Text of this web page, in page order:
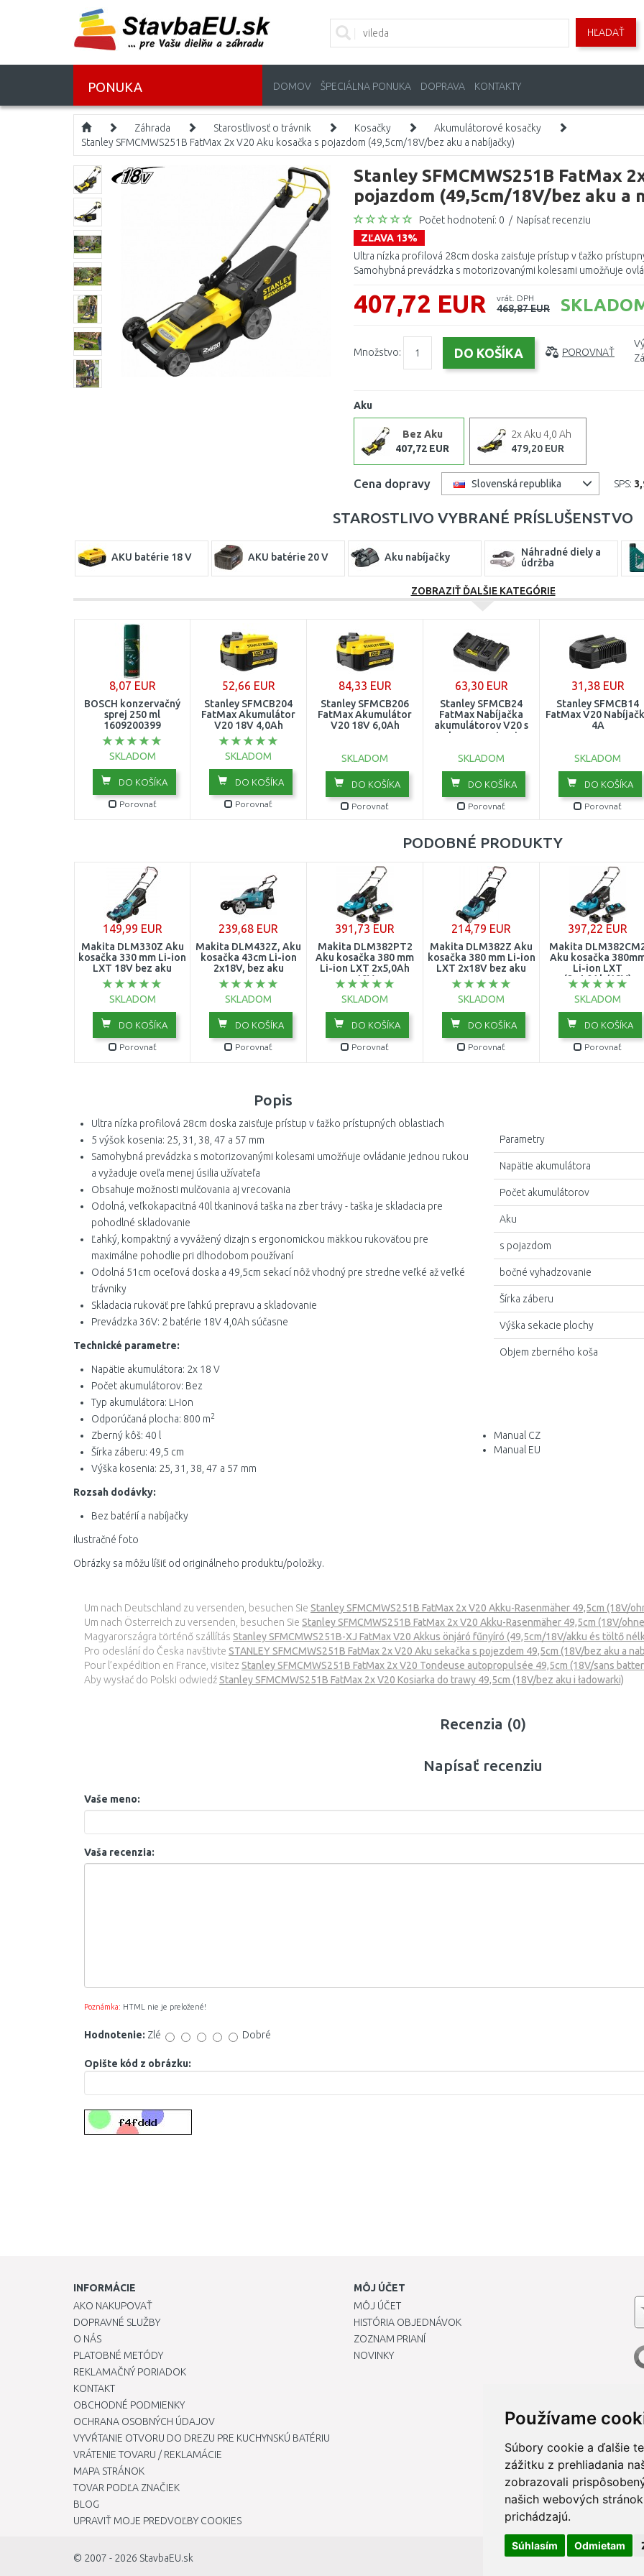
Používame
Súbory cookie a ďalšie
zážitku z prehliadania
zobrazovali
našich webových
prichádzajú.
Súhlasím Odmietam
HĽADAŤ
PONUKA DOMOV ŠPECIÁLNA PONUKA DOPRAVA KONTAKTY
Záhrada Starostlivosť o trávnik Kosačky
Akumulátorové kosačky
Stanley SFMCMWS251B FatMax 2x V20 Aku kosačka s pojazdom (49,5cm/18V/bez aku a nabíjačky)
Stanley SFMCMWS251B FatMax
pojazdom (49,5cm/18V/bez aku a
Počet hodnotení: 0 / Napísať recenziu
ZĽAVA 13%
Ultra nízka profilová 28cm doska zaisťuje prístup v ťažko
Samohybná prevádzka s motorizovanými kolesami umožňuje
407,72 EUR vrát. DPH
468,87 EUR
Množstvo: POROVNAŤ
Aku
Bez Aku
407,72 EUR
2x Aku 4,0 Ah
479,20 EUR
Cena dopravy Slovenská republika SPS:
STAROSTLIVO VYBRANÉ PRÍSLUŠENSTVO
AKU batérie 18 V AKU batérie 20 V Aku nabíjačky
Náhradné diely a
údržba
akumulátorov
ZOBRAZIŤ ĎALŠIE KATEGÓRIE
8,07 EUR
BOSCH konzervačný
sprej 250 ml
1609200399
SKLADOM
DO KOŠÍKA
Porovnať
52,66 EUR
Stanley SFMCB204
FatMax Akumulátor
V20 18V 4,0Ah
SKLADOM
DO KOŠÍKA
Porovnať
84,33 EUR
Stanley SFMCB206
FatMax Akumulátor
V20 18V 6,0Ah
SKLADOM
DO KOŠÍKA
Porovnať
63,30 EUR
Stanley SFMCB24
FatMax Nabíjačka
akumulátorov V20 s
dvoma portami
SKLADOM
DO KOŠÍKA
Porovnať
31,38 EUR
Stanley SFMCB14
FatMax V20
4A
SKLADOM
DO KOŠÍKA
Porovnať
PODOBNÉ PRODUKTY
149,99 EUR
Makita DLM330Z Aku
kosačka 330 mm Li-ion
LXT 18V bez aku
SKLADOM
DO KOŠÍKA
Porovnať
239,68 EUR
Makita DLM432Z, Aku
kosačka 43cm Li-ion
2x18V, bez aku
SKLADOM
DO KOŠÍKA
Porovnať
391,73 EUR
Makita DLM382PT2
Aku kosačka 380 mm
Li-ion LXT 2x5,0Ah
18V
SKLADOM
DO KOŠÍKA
Porovnať
214,79 EUR
Makita DLM382Z Aku
kosačka 380 mm Li-ion
LXT 2x18V bez aku
SKLADOM
DO KOŠÍKA
Porovnať
397,22 EUR
Makita
Aku kosačka
Li-ion LXT
(2x4,0Ah/18V)
SKLADOM
DO KOŠÍKA
Porovnať
Popis
Ultra nízka profilová 28cm doska zaisťuje prístup v ťažko prístupných oblastiach
5 výšok kosenia: 25, 31, 38, 47 a 57 mm
Samohybná prevádzka s motorizovanými kolesami umožňuje ovládanie jednou rukou
a vyžaduje oveľa menej úsilia užívateľa
Obsahuje možnosti mulčovania aj vrecovania
Odolná, veľkokapacitná 40l tkaninová taška na zber trávy - taška je skladacia pre
pohodlné skladovanie
Ľahký, kompaktný a vyvážený dizajn s ergonomickou mäkkou rukoväťou pre
maximálne pohodlie pri dlhodobom používaní
Odolná 51cm oceľová doska a 49,5cm sekací nôž vhodný pre stredne veľké až veľké
trávniky
Skladacia rukoväť pre ľahkú prepravu a skladovanie
Prevádzka 36V: 2 batérie 18V 4,0Ah súčasne
Technické parametre:
Napätie akumulátora: 2x 18 V
Počet akumulátorov: Bez
Typ akumulátora: Li-Ion
Odporúčaná plocha: 800 m2
Zberný kôš: 40 l
Šírka záberu: 49,5 cm
Výška kosenia: 25, 31, 38, 47 a 57 mm
Rozsah dodávky:
Bez batérií a nabíjačky
ilustračné foto
Obrázky sa môžu líšiť od originálneho produktu/položky.
Parametry
Napätie akumulátora
Počet akumulátorov
Aku
s pojazdom
bočné vyhadzovanie
Šírka záberu
Výška sekacie plochy
Objem zberného koša
Manual CZ
Manual EU
Um nach Deutschland zu versenden, besuchen Sie Stanley SFMCMWS251B FatMax 2x V20 Akku-Rasenmäher 49,5cm (18V/
Um nach Österreich zu versenden, besuchen Sie Stanley SFMCMWS251B FatMax 2x V20 Akku-Rasenmäher 49,5cm (18V/
Magyarországra történő szállítás Stanley SFMCMWS251B-XJ FatMax V20 Akkus önjáró fűnyíró (49,5cm/18V/akku és töltő
Pro odeslání do Česka navštivte STANLEY SFMCMWS251B FatMax 2x V20 Aku sekačka s pojezdem 49,5cm (18V/bez aku a
Pour l’expédition en France, visitez Stanley SFMCMWS251B FatMax 2x V20 Tondeuse autopropulsée 49,5cm (18V/sans
Aby wysłać do Polski odwiedź Stanley SFMCMWS251B FatMax 2x V20 Kosiarka do trawy 49,5cm (18V/bez aku i ładowarki)
Recenzia (0)
Napísať recenziu
Vaše meno:
Vaša recenzia:
Poznámka: HTML nie je preložené!
Hodnotenie: Zlé Dobré
Opište kód z obrázku:
INFORMÁCIE
AKO NAKUPOVAŤ
DOPRAVNÉ SLUŽBY
O NÁS
PLATOBNÉ METÓDY
REKLAMAČNÝ PORIADOK
KONTAKT
OBCHODNÉ PODMIENKY
OCHRANA OSOBNÝCH ÚDAJOV
VYVŔTANIE OTVORU DO DREZU PRE KUCHYNSKÚ BATÉRIU
VRÁTENIE TOVARU / REKLAMÁCIE
MAPA STRÁNOK
TOVAR PODĽA ZNAČIEK
BLOG
UPRAVIŤ MOJE PREDVOĽBY COOKIES
MÔJ ÚČET
MÔJ ÚČET
HISTÓRIA OBJEDNÁVOK
ZOZNAM PRIANÍ
NOVINKY
© 2007 - 2026 StavbaEU.sk